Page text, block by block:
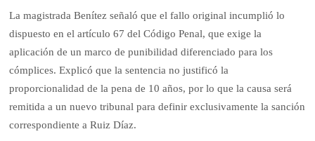
La magistrada Benítez señaló que el fallo original incumplió lo
dispuesto en el artículo 67 del Código Penal, que exige la
aplicación de un marco de punibilidad diferenciado para los
cómplices. Explicó que la sentencia no justificó la
proporcionalidad de la pena de 10 años, por lo que la causa será
remitida a un nuevo tribunal para definir exclusivamente la sanción
correspondiente a Ruiz Díaz.